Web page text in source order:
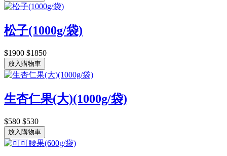
松子(1000g/袋)
$1900 $1850
放入購物車
生杏仁果(大)(1000g/袋)
$580 $530
放入購物車